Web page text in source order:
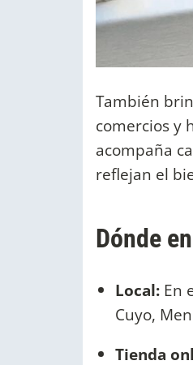
También
comercios y
acompaña
reflejan el
Dónde
Local: En
Cuyo,
Tienda